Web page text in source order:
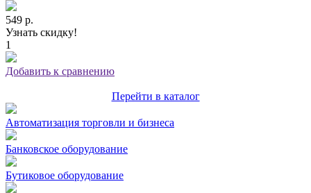
549 р.
Узнать скидку!
1
Добавить к сравнению
Перейти в каталог
Автоматизация торговли и бизнеса
Банковское оборудование
Бутиковое оборудование